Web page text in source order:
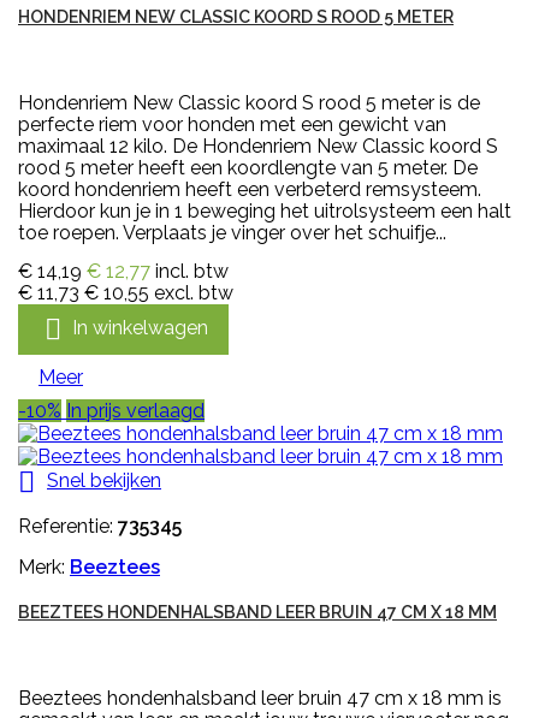
HONDENRIEM NEW CLASSIC KOORD S ROOD 5 METER
Hondenriem New Classic koord S rood 5 meter is de
perfecte riem voor honden met een gewicht van
maximaal 12 kilo. De Hondenriem New Classic koord S
rood 5 meter heeft een koordlengte van 5 meter. De
koord hondenriem heeft een verbeterd remsysteem.
Hierdoor kun je in 1 beweging het uitrolsysteem een halt
toe roepen. Verplaats je vinger over het schuifje...
€ 14,19 € 12,77 incl. btw
€ 11,73 € 10,55 excl. btw
 In winkelwagen
Meer
-10% In prijs verlaagd
 Snel bekijken
Referentie: 735345
Merk: Beeztees
BEEZTEES HONDENHALSBAND LEER BRUIN 47 CM X 18 MM
Beeztees hondenhalsband leer bruin 47 cm x 18 mm is